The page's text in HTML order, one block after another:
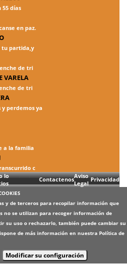
55 días
en paz.
tu partida,y
de tri
VARELA
de tri
perdemos ya
a la familia
c
lo
ContactenosAviso
Legal
Privacidad
y de terceros para recopilar información que
no se utilizan para recoger información de
su uso o rechazarlo, también puede cambiar su
de más información en nuestra Política de